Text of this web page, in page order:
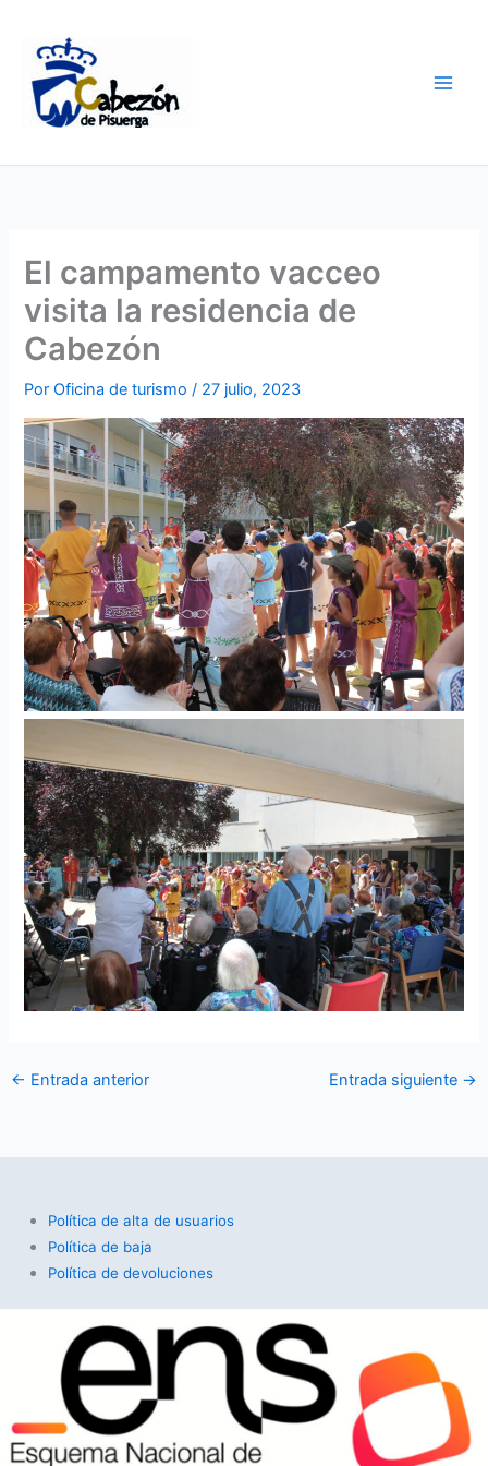
contenido
El campamento vacceo
visita la residencia de
Cabezón
PorOficina de turismo/ 27 julio, 2023
← Entrada anterior Entrada siguiente →
Política de alta de usuarios
Política de baja
Política de devoluciones